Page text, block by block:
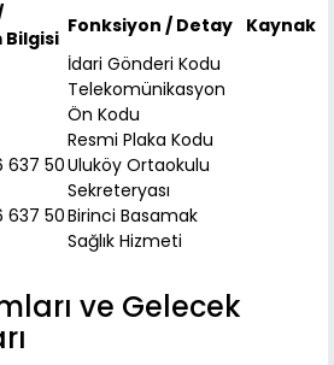
Bilgisi
Fonksiyon / Detay Kaynak
İdari Gönderi Kodu
Telekomünikasyon
Ön Kodu
Resmi Plaka Kodu
637 50Uluköy Ortaokulu
Sekreteryası
637 50Birinci Basamak
Sağlık Hizmeti
ve Gelecek